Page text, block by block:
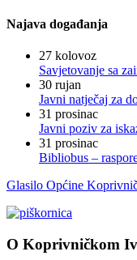
Najava događanja
27 kolovoz
Savjetovanje sa
30 rujan
Javni natječaj za
31 prosinac
Javni poziv za
31 prosinac
Bibliobus –
Glasilo Općine
O Koprivničkom